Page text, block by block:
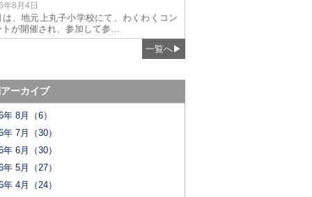
年8月4日
は、地元上丸子小学校にて、わくわくコン
トが開催され、参加して参…
一覧へ▶
ーカイブ
年 8月（6）
年 7月（30）
年 6月（30）
年 5月（27）
年 4月（24）